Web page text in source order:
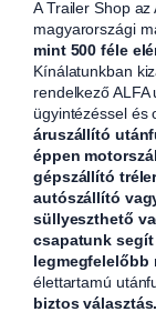
A Trailer Shop az
magyarországi
mint 500 féle
Kínálatunkban
rendelkező
ügyintézéssel és
áruszállító
éppen
gépszállító
autószállító
süllyeszthető
csapatunk
legmegfelelőbb
élettartamú
biztos választás.